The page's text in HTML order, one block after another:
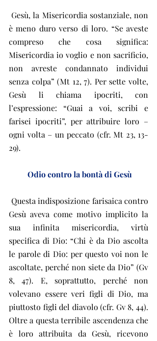
Gesù, la Misericordia sostanziale, non
è meno duro verso di loro. “Se aveste
compreso che cosa significa:
Misericordia io voglio e non sacrificio,
non avreste condannato individui
senza colpa” (Mt 12, 7). Per sette volte,
Gesù li chiama ipocriti, con
l’espressione: “Guai a voi, scribi e
farisei ipocriti”, per attribuire loro –
ogni volta – un peccato (cfr. Mt 23, 13-
29).
Odio contro la bontà di Gesù
Gesù aveva come motivo implicito la
sua infinita misericordia, virtù
specifica di Dio: “Chi è da Dio ascolta
le parole di Dio: per questo voi non le
ascoltate, perché non siete da Dio” (Gv
8, 47). E, soprattutto, perché non
volevano essere veri figli di Dio, ma
piuttosto figli del diavolo (cfr. Gv 8, 44).
Oltre a questa terribile ascendenza che
è loro attribuita da Gesù, ricevono